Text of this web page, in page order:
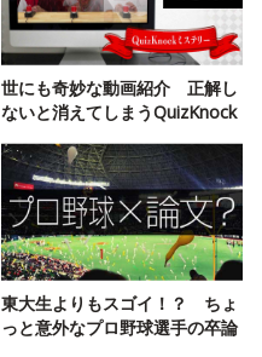
世にも奇妙な動画紹介 正解し
ないと消えてしまうQuizKnock
東大生よりもスゴイ！？ ちょ
っと意外なプロ野球選手の卒論